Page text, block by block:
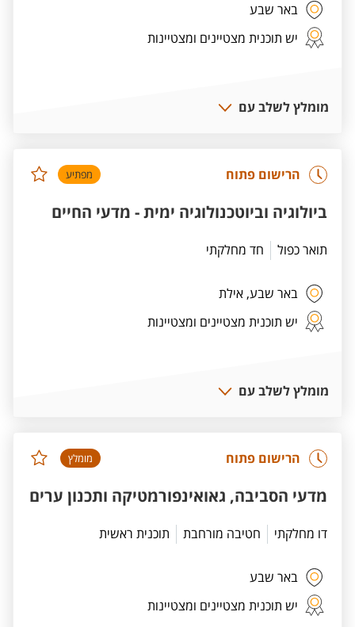
באר שבע
יש תוכנית מצטיינים ומצטיינות
מומלץ לשלב עם
מפתיע הרישום פתוח
ביולוגיה וביוטכנולוגיה ימית - מדעי החיים
תואר כפול חד מחלקתי
באר שבע, אילת
יש תוכנית מצטיינים ומצטיינות
מומלץ לשלב עם
מומלץ הרישום פתוח
מדעי הסביבה, גאואינפורמטיקה ותכנון ערים
דו מחלקתי חטיבה מורחבת תוכנית ראשית
באר שבע
יש תוכנית מצטיינים ומצטיינות